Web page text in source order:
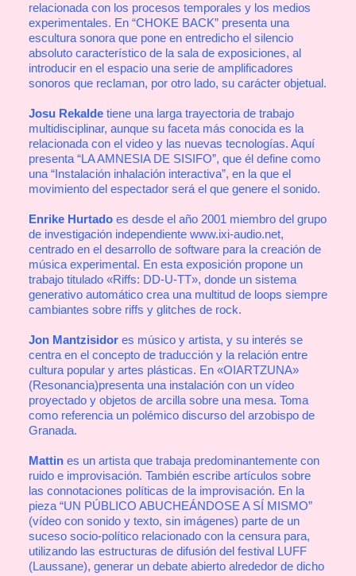
relacionada con los procesos temporales y los medios
experimentales. En “CHOKE BACK” presenta una
escultura sonora que pone en entredicho el silencio
absoluto característico de la sala de exposiciones, al
introducir en el espacio una serie de amplificadores
sonoros que reclaman, por otro lado, su carácter objetual.
Josu Rekaldetiene una larga trayectoria de trabajo
multidisciplinar, aunque su faceta más conocida es la
relacionada con el video y las nuevas tecnologías. Aquí
presenta “LA AMNESIA DE SISIFO”, que él define como
una “Instalación inhalación interactiva”, en la que el
movimiento del espectador será el que genere el sonido.
Enrike Hurtadoes desde el año 2001 miembro del grupo
de investigación independiente www.ixi-audio.net,
centrado en el desarrollo de software para la creación de
música experimental. En esta exposición propone un
trabajo titulado «Riffs: DD-U-TT», donde un sistema
generativo automático crea una multitud de loops siempre
cambiantes sobre riffs y glitches de rock.
Jon Mantzisidores músico y artista, y su interés se
centra en el concepto de traducción y la relación entre
cultura popular y artes plásticas. En «OIARTZUNA»
(Resonancia)presenta una instalación con un vídeo
proyectado y objetos de arcilla sobre una mesa. Toma
como referencia un polémico discurso del arzobispo de
Granada.
Mattines un artista que trabaja predominantemente con
ruido e improvisación. También escribe artículos sobre
las connotaciones políticas de la improvisación. En la
pieza “UN PÚBLICO ABUCHEÁNDOSE A SÍ MISMO”
(vídeo con sonido y texto, sin imágenes) parte de un
suceso socio-político relacionado con la censura para,
utilizando las estructuras de difusión del festival LUFF
(Laussane), generar un debate abierto alrededor de dicho